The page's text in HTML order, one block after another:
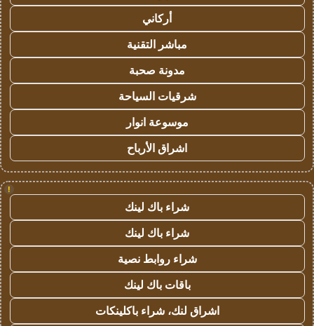
أركاني
مباشر التقنية
مدونة صحبة
شرقيات السياحة
موسوعة انوار
اشراق الأرباح
!
شراء باك لينك
شراء باك لينك
شراء روابط نصية
باقات باك لينك
اشراق لنك، شراء باكلينكات